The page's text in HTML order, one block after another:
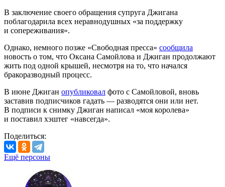
В заключение своего обращения супруга Джигана
поблагодарила всех неравнодушных «за поддержку
и сопереживания».
Однако, немного позже «Свободная пресса» сообщила
новость о том, что Оксана Самойлова и Джиган продолжают
жить под одной крышей, несмотря на то, что начался
бракоразводный процесс.
В июне Джиган опубликовал фото с Самойловой, вновь
заставив подписчиков гадать — разводятся они или нет.
В подписи к снимку Джиган написал «моя королева»
и поставил хэштег «навсегда».
Поделиться:
Ещё персоны